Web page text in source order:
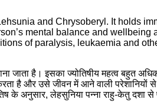
and Chrysoberyl. It holds
mental balance and
of paralysis, leukaemia and
जाता है। इसका ज्योतिषीय महत्व बहुत
है और उसे जीवन में आने वाली
के अनुसार, लेहसुनिया पन्ना राहु-केतु दशा से